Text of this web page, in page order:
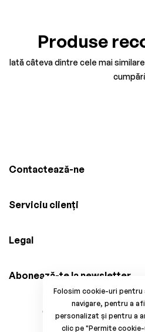
Produse
Iată câteva dintre cele mai
Contactează-ne
Serviciu clienți
Legal
Abonează-te la newsletter
© 2025 Brico Mania, CUI:
J33/1371/2017. All
Folosim cookie-uri
navigare, pentru a
personalizat și pentru a
clic pe "Permite